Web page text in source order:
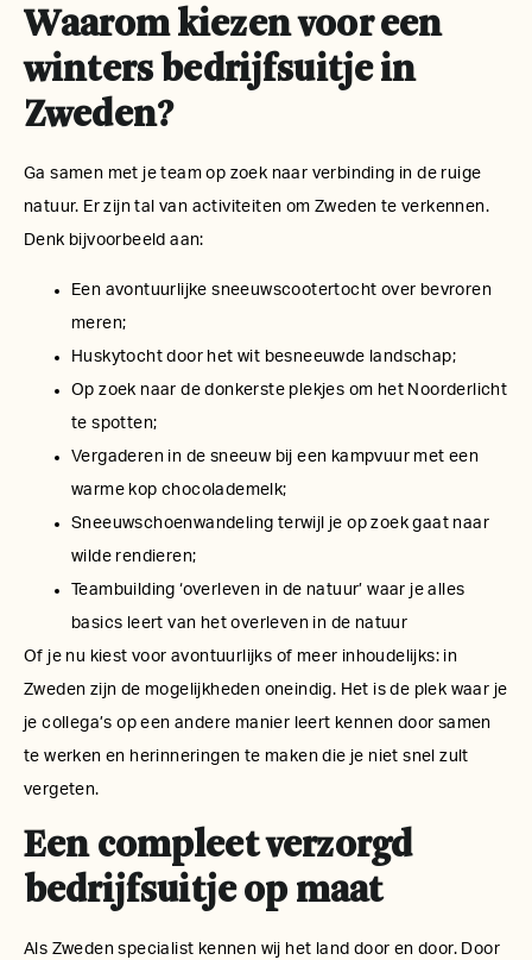
Waarom kiezen voor een
winters bedrijfsuitje in
Zweden?
Ga samen met je team op zoek naar verbinding in de ruige
natuur. Er zijn tal van activiteiten om Zweden te verkennen.
Denk bijvoorbeeld aan:
Een avontuurlijke sneeuwscootertocht over bevroren
meren;
Huskytocht door het wit besneeuwde landschap;
Op zoek naar de donkerste plekjes om het Noorderlicht
te spotten;
Vergaderen in de sneeuw bij een kampvuur met een
warme kop chocolademelk;
Sneeuwschoenwandeling terwijl je op zoek gaat naar
wilde rendieren;
Teambuilding ‘overleven in de natuur’ waar je alles
basics leert van het overleven in de natuur
Of je nu kiest voor avontuurlijks of meer inhoudelijks: in
Zweden zijn de mogelijkheden oneindig. Het is de plek waar je
je collega’s op een andere manier leert kennen door samen
te werken en herinneringen te maken die je niet snel zult
vergeten.
Een compleet verzorgd
bedrijfsuitje op maat
Als Zweden specialist kennen wij het land door en door. Door